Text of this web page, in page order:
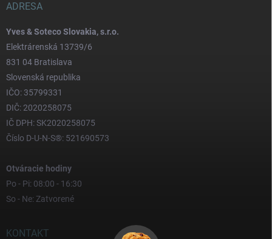
ADRESA
Yves & Soteco Slovakia, s.r.o.
Elektrárenská 13739/6
831 04 Bratislava
Slovenská republika
IČO: 35799331
DIČ: 2020258075
IČ DPH: SK2020258075
Číslo D-U-N-S®: 521690573
Otváracie hodiny
Po - Pi: 08:00 - 16:30
So - Ne: Zatvorené
KONTAKT